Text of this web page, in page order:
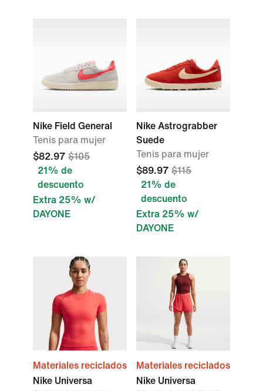
Nike Field General
Tenis para mujer
$82.97 $105
21% de
descuento
Extra 25% w/
DAYONE
Nike Astrograbber
Suede
Tenis para mujer
$89.97 $115
21% de
descuento
Extra 25% w/
DAYONE
Materiales reciclados
Nike Universa
Materiales reciclados
Nike Universa